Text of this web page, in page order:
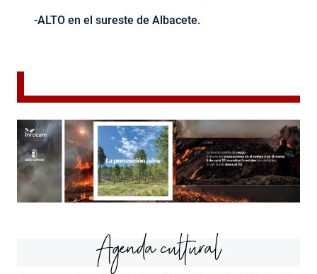
-ALTO en el sureste de Albacete.
Agenda cultural